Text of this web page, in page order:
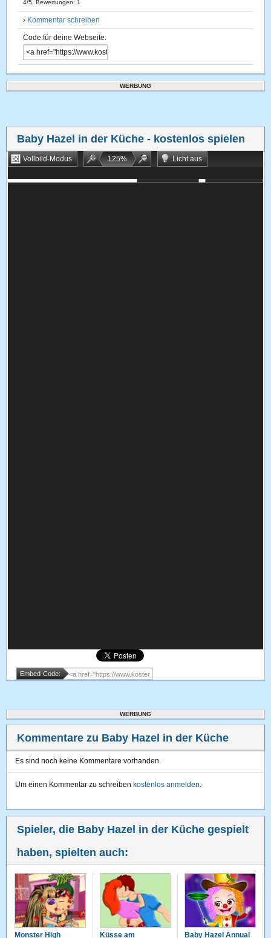
4/5 , Bewertungen: 1
› Kommentar schreiben
Code für deine Webseite:
WERBUNG
Baby Hazel in der Küche - kostenlos spielen
Vollbild-Modus 125%
Licht aus
Embed-Code:
WERBUNG
Kommentare zu Baby Hazel in der Küche
Es sind noch keine Kommentare vorhanden.
Um einen Kommentar zu schreiben kostenlos anmelden.
Spieler, die Baby Hazel in der Küche gespielt
haben, spielten auch:
Monster High Küsse am Baby Hazel Annual